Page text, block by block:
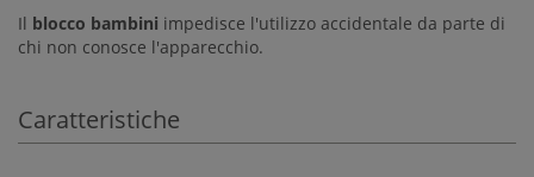
Il blocco bambini impedisce l'utilizzo accidentale da parte di
chi non conosce l'apparecchio.
Caratteristiche